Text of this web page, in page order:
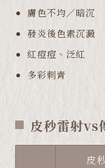
膚色不均／暗沉
發炎後色素沉澱
紅痘痘、泛紅
多彩刺青
皮秒雷射vs
皮